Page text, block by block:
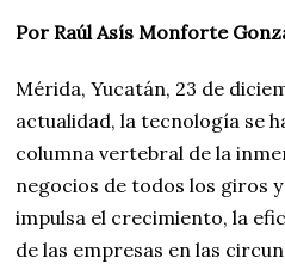
Por Raúl Asís Monforte
Mérida, Yucatán, 23 de
actualidad, la tecnología se
columna vertebral de la
negocios de todos los giros
impulsa el crecimiento, la
de las empresas en las